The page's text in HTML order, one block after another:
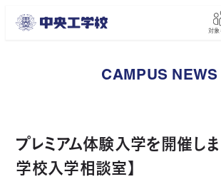
対象
CAMPUS NEWS
プレミアム体験入学を開催しま
学校入学相談室】